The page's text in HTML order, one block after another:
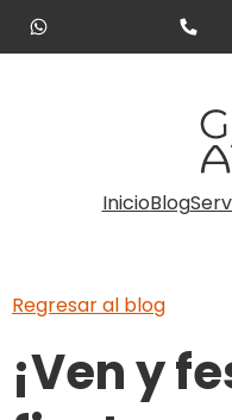
InicioBlog
Regresar al blog
¡Ven y